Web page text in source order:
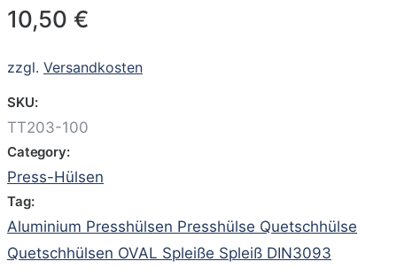
10,50 €
zzgl. Versandkosten
SKU:
TT203-100
Category:
Press-Hülsen
Tag:
Aluminium Presshülsen Presshülse Quetschhülse
Quetschhülsen OVAL Spleiße Spleiß DIN3093